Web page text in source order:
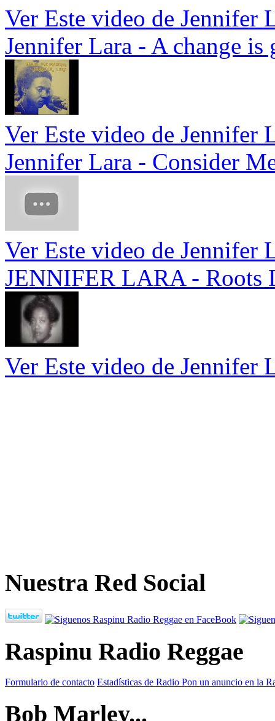
Ver Este video de Jennifer
Jennifer Lara - A change is
Ver Este video de Jennifer
Jennifer Lara - Consider
Ver Este video de Jennifer
JENNIFER LARA - Roots
Ver Este video de Jennifer
Nuestra Red Social
Raspinu Radio Reggae
Formulario de contacto Estadísticas de Radio Pon un anuncio en la
Bob Marley...